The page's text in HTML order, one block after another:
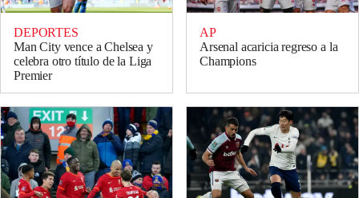
DEPORTES
Man City vence a Chelsea y
celebra otro título de la Liga
Premier
AP
Arsenal acaricia regreso a la
Champions